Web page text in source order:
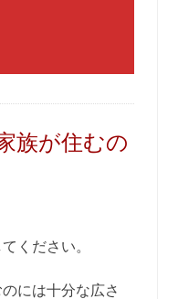
族が住むの
ください。
には十分な広さ